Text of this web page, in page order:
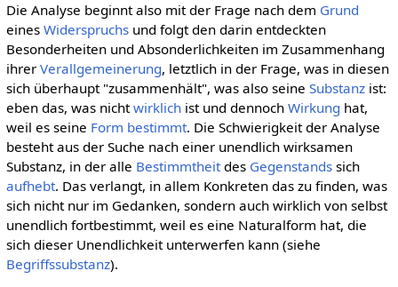
Die Analyse beginnt also mit der Frage nach dem Grund
eines Widerspruchsund folgt den darin entdeckten
Besonderheiten und Absonderlichkeiten im Zusammenhang
ihrer Verallgemeinerung, letztlich in der Frage, was in diesen
sich überhaupt "zusammenhält", was also seine Substanzist:
eben das, was nichtwirklichist und dennoch Wirkung hat,
weil es seine Form bestimmt. Die Schwierigkeit der Analyse
besteht aus der Suche nach einer unendlich wirksamen
Substanz, in der alle Bestimmtheitdes Gegenstandssich
aufhebt. Das verlangt, in allem Konkreten das zu finden, was
sich nicht nur im Gedanken, sondern auch wirklich von selbst
unendlich fortbestimmt, weil es eine Naturalform hat, die
sich dieser Unendlichkeit unterwerfen kann (siehe
Begriffssubstanz).